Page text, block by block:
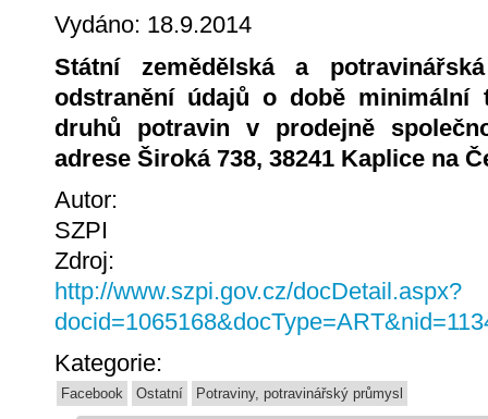
Vydáno: 18.9.2014
Státní zemědělská a
odstranění údajů o době minimální
druhů potravin v prodejně
adrese Široká 738, 38241 Kaplice na
Autor:
SZPI
Zdroj:
http://www.szpi.gov.cz/docDetail.aspx?
Kategorie:
Facebook Ostatní Potraviny, potravinářský průmysl